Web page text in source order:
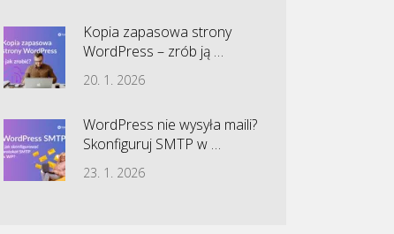
Kopia zapasowa strony
WordPress – zrób ją …
20. 1. 2026
WordPress nie wysyła maili?
Skonfiguruj SMTP w …
23. 1. 2026